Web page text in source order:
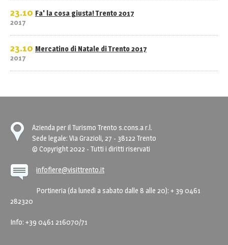
23.10
2017
Fa' la cosa giusta! Trento 2017
23.10
2017
Mercatino di Natale di Trento 2017
Azienda per il Turismo Trento s.cons.a r.l.
Sede legale: Via Grazioli, 27 - 38122 Trento
© Copyright 2022 - Tutti i diritti riservati
infofiere@visittrento.it
Portineria (da lunedì a sabato dalle 8 alle 20): + 39 0461
282320
Info: +39 0461 216070/71